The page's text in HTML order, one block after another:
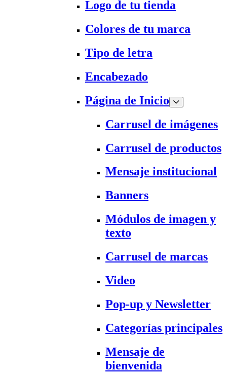
Logo de tu tienda
Colores de tu marca
Tipo de letra
Encabezado
Página de Inicio
Carrusel de imágenes
Carrusel de productos
Mensaje institucional
Banners
Módulos de imagen y
texto
Carrusel de marcas
Video
Pop-up y Newsletter
Categorías principales
Mensaje de
bienvenida